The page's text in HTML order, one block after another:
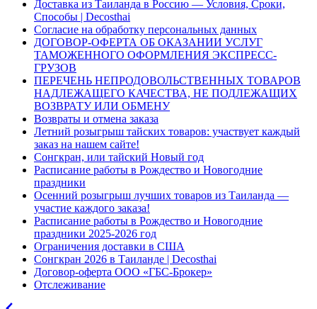
Доставка из Таиланда в Россию — Условия, Сроки,
Способы | Decosthai
Согласие на обработку персональных данных
ДОГОВОР-ОФЕРТА ОБ ОКАЗАНИИ УСЛУГ
ТАМОЖЕННОГО ОФОРМЛЕНИЯ ЭКСПРЕСС-
ГРУЗОВ
ПЕРЕЧЕНЬ НЕПРОДОВОЛЬСТВЕННЫХ ТОВАРОВ
НАДЛЕЖАЩЕГО КАЧЕСТВА, НЕ ПОДЛЕЖАЩИХ
ВОЗВРАТУ ИЛИ ОБМЕНУ
Возвраты и отмена заказа
Летний розыгрыш тайских товаров: участвует каждый
заказ на нашем сайте!
Сонгкран, или тайский Новый год
Расписание работы в Рождество и Новогодние
праздники
Осенний розыгрыш лучших товаров из Таиланда —
участие каждого заказа!
Расписание работы в Рождество и Новогодние
праздники 2025-2026 год
Ограничения доставки в США
Сонгкран 2026 в Таиланде | Decosthai
Договор-оферта ООО «ГБС-Брокер»
Отслеживание